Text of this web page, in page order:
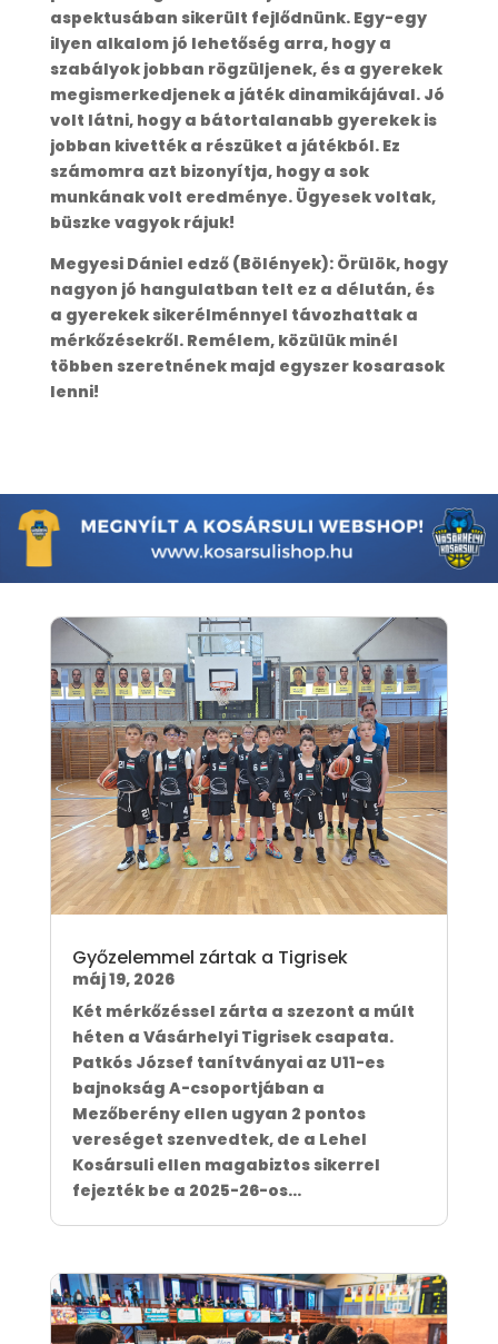
aspektusában sikerült fejlődnünk. Egy-egy
ilyen alkalom jó lehetőség arra, hogy a
szabályok jobban rögzüljenek, és a gyerekek
megismerkedjenek a játék dinamikájával. Jó
volt látni, hogy a bátortalanabb gyerekek is
jobban kivették a részüket a játékból. Ez
számomra azt bizonyítja, hogy a sok
munkának volt eredménye. Ügyesek voltak,
büszke vagyok rájuk!
Megyesi Dániel edző (Bölények): Örülök, hogy
nagyon jó hangulatban telt ez a délután, és
a gyerekek sikerélménnyel távozhattak a
mérkőzésekről. Remélem, közülük minél
többen szeretnének majd egyszer kosarasok
lenni!
Győzelemmel zártak a Tigrisek
máj 19, 2026
Két mérkőzéssel zárta a szezont a múlt
héten a Vásárhelyi Tigrisek csapata.
Patkós József tanítványai az U11-es
bajnokság A-csoportjában a
Mezőberény ellen ugyan 2 pontos
vereséget szenvedtek, de a Lehel
Kosársuli ellen magabiztos sikerrel
fejezték be a 2025-26-os...